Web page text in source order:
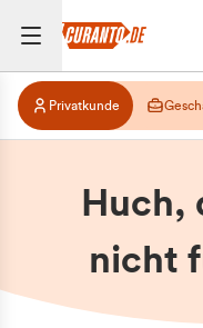
Privatkunde
Huch,
nicht